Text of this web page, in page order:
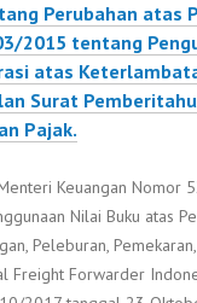
Perubahan atas
2015 tentang
atas
Surat
Pajak.
Keuangan
Nilai Buku atas
Peleburan,
Freight Forwarder